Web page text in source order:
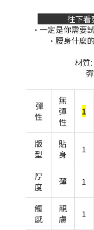
往下看
•一定是你需要
•腰身什麼
材質
彈
性
無
彈
性
1
版
型
貼
身
1
厚
度
薄 1
觸
感
親
膚
1